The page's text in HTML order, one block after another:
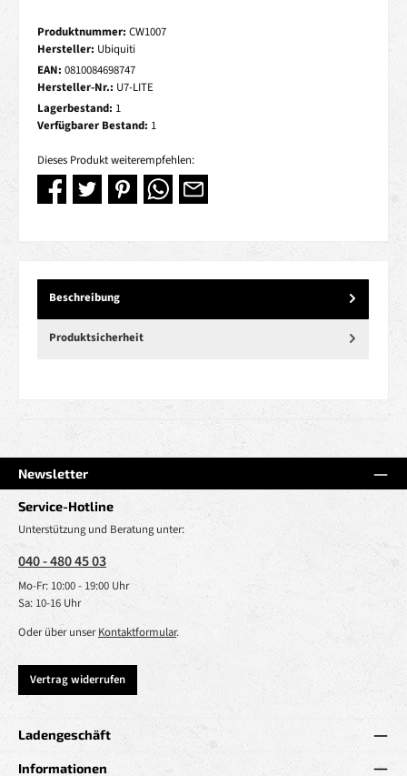
Produktnummer: CW1007
Hersteller: Ubiquiti
EAN: 0810084698747
Hersteller-Nr.: U7-LITE
Lagerbestand: 1
Verfügbarer Bestand: 1
Dieses Produkt weiterempfehlen:
Beschreibung
Produktsicherheit
Newsletter
Service-Hotline
Unterstützung und Beratung unter:
040 - 480 45 03
Mo-Fr: 10:00 - 19:00 Uhr
Sa: 10-16 Uhr
Oder über unserKontaktformular.
Vertrag widerrufen
Ladengeschäft
Informationen